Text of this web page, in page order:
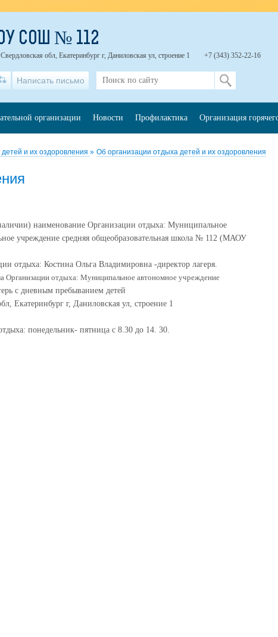
и их оздоровления » Об организации отдыха детей и их оздоровления
наименование Организации отдыха: Муниципальное
учреждение средняя общеобразовательная школа № 112 (МАОУ
отдыха: Костина Ольга Владимировна -директор лагеря.
Организации отдыха: Муниципальное автономное учреждение
с дневным пребыванием детей
Екатеринбург г, Даниловская ул, строение 1
понедельник- пятница с 8.30 до 14. 30.
СОШ № 112
обл, Екатеринбург г, Даниловская ул, строение 1 +7 (343) 352-22-16
Написать письмо
организации Новости Профилактика Организация